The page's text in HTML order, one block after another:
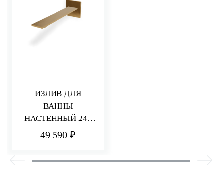
ИЗЛИВ ДЛЯ
ВАННЫ
НАСТЕННЫЙ 240
ММ Q30
49 590 ₽